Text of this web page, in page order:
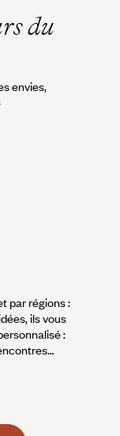
du
envies,
par régions :
ils vous
: